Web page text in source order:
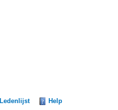
Ledenlijst Help